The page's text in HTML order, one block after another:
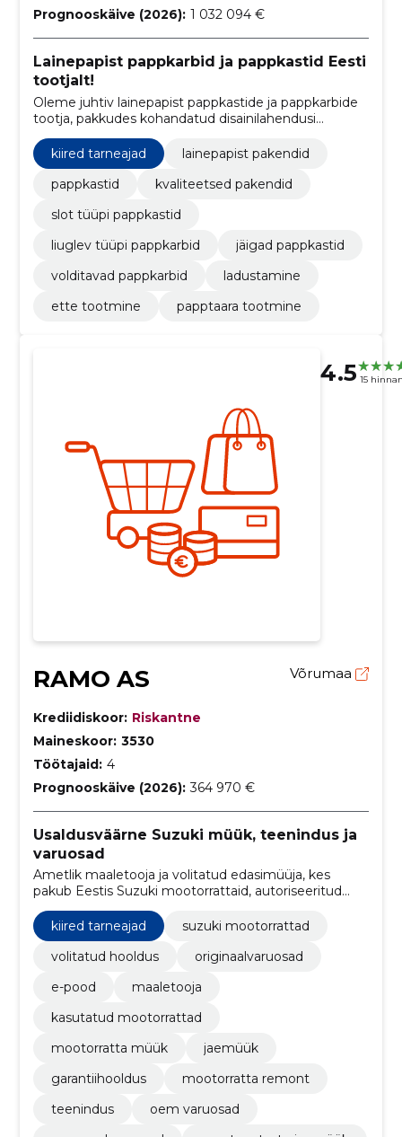
Prognooskäive (2026): 1 032 094 €
Lainepapist pappkarbid ja pappkastid Eesti
tootjalt!
Oleme juhtiv lainepapist pappkastide ja pappkarbide
tootja, pakkudes kohandatud disainilahendusi
kiired tarneajad
lainepapist pakendid
pappkastid
kvaliteetsed pakendid
slot tüüpi pappkastid
liuglev tüüpi pappkarbid
jäigad pappkastid
volditavad pappkarbid
ladustamine
ette tootmine
papptaara tootmine
4.5 15
RAMO AS Võrumaa
Krediidiskoor: Riskantne
Maineskoor: 3530
Töötajaid: 4
Prognooskäive (2026): 364 970 €
Usaldusväärne Suzuki müük, teenindus ja
varuosad
Ametlik maaletooja ja volitatud edasimüüja, kes
pakub Eestis Suzuki mootorrattaid, autoriseeritud
hooldust ja ehtsaid OEM-varuosi. Veebipood ja
varuosakataloog tagavad kiire tellimise ja sujuva
järelteeninduse.
kiired tarneajad
suzuki mootorrattad
volitatud hooldus
originaalvaruosad
e-pood
maaletooja
kasutatud mootorrattad
mootorratta müük
jaemüük
garantiihooldus
mootorratta remont
teenindus
oem varuosad